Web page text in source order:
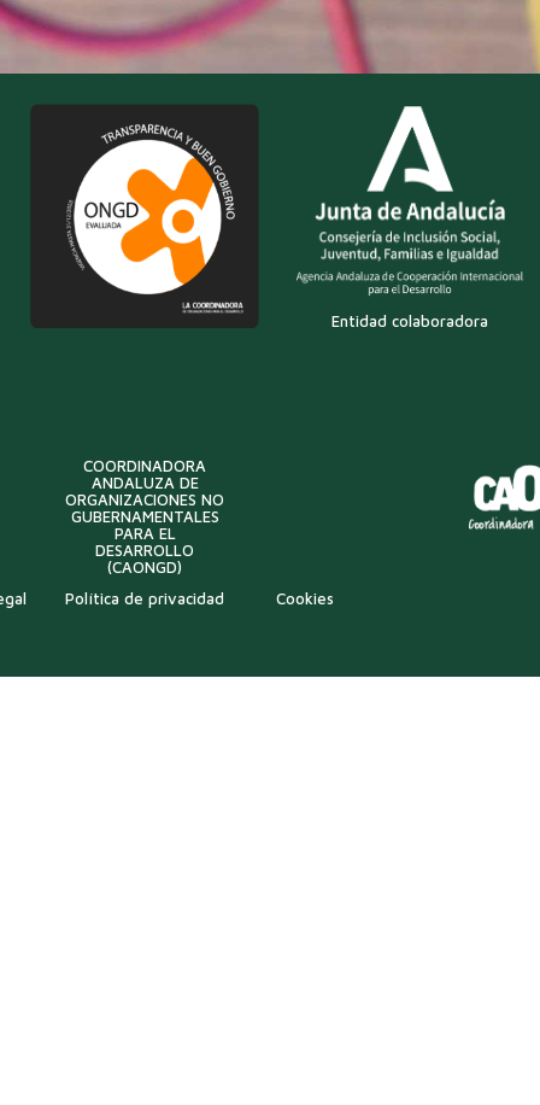
Entidad colaboradora
COORDINADORA
ANDALUZA DE
ORGANIZACIONES NO
GUBERNAMENTALES
PARA EL
DESARROLLO
(CAONGD)
Política de privacidad Cookies